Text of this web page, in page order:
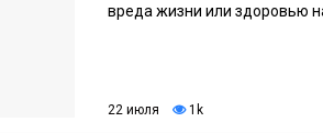
вреда жизни или здоровью
22 июля 1k